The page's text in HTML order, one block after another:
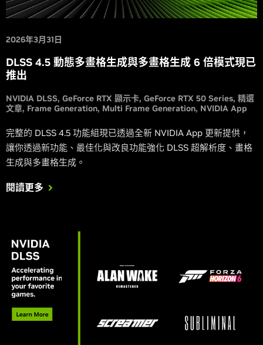
2026年3月31日
DLSS 4.5 動態多畫格生成與多畫格生成 6 倍模式現已
推出
NVIDIA DLSS GeForce RTX 顯示卡 GeForce RTX 50 Series 精選
文章 Frame Generation Multi Frame Generation NVIDIA App
完整的 DLSS 4.5 功能組現已透過全新 NVIDIA App 更新提供，
讓你透過新功能、最佳化與改良功能強化 DLSS 超解析度、畫格
生成與多畫格生成。
閱讀更多